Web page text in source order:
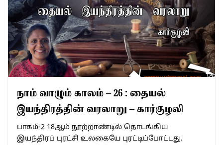
நாம் வாழும் காலம் – 26 : தையல்
இயந்திரத்தின் வரலாறு – கார்குழலி
பாகம்-2 18ஆம் நூற்றாண்டில் தொடங்கிய
இயந்திரப் புரட்சி உலகையே புரட்டிப்போட்டது.